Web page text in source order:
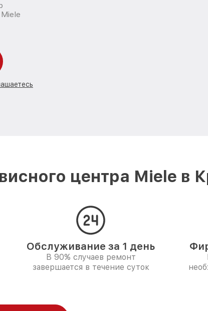
центра Miele в
Обслуживание за 1 день
В 90% случаев ремонт
завершается в течение суток